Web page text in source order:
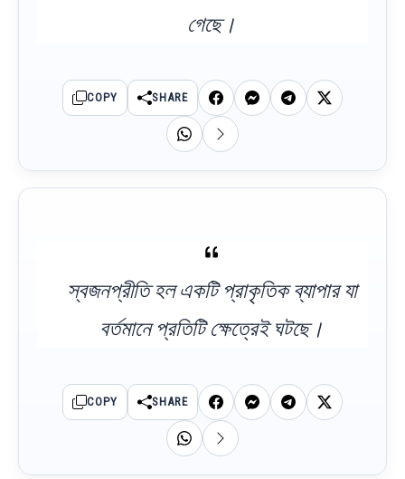
গেছে।
COPY SHARE
স্বজনপ্রীতি হল একটি প্রাকৃতিক ব্যাপার যা
বর্তমানে প্রতিটি ক্ষেত্রেই ঘটছে।
COPY SHARE